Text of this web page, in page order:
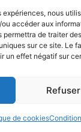
expériences, nous
accéder aux
permettra de traiter
sur ce site. Le
un effet négatif sur
Refuser
de cookies